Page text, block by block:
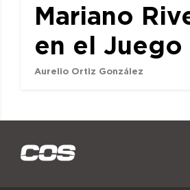
Mariano
en el Juego
Aurelio Ortiz González